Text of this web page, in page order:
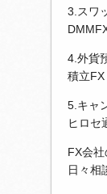
3.スワ
4.外貨
積立
5.キャ
ヒロセ
FX会
日々相